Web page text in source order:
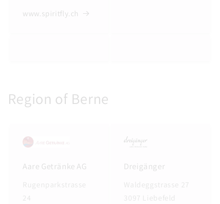
www.spiritfly.ch
Region of Berne
Aare Getränke AG
Rugenparkstrasse
24
Dreigänger
Waldeggstrasse 27
3097 Liebefeld